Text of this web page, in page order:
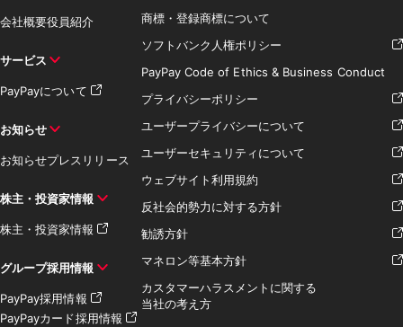
会社概要役員紹介
サービス
PayPayについて
お知らせ
お知らせプレスリリース
株主・投資家情報
株主・投資家情報
グループ採用情報
PayPay採用情報
PayPayカード採用情報
商標・登録商標について
ソフトバンク人権ポリシー
PayPay Code of Ethics & Business Conduct
プライバシーポリシー
ユーザープライバシーについて
ユーザーセキュリティについて
ウェブサイト利用規約
反社会的勢力に対する方針
勧誘方針
マネロン等基本方針
カスタマーハラスメントに関する
当社の考え方